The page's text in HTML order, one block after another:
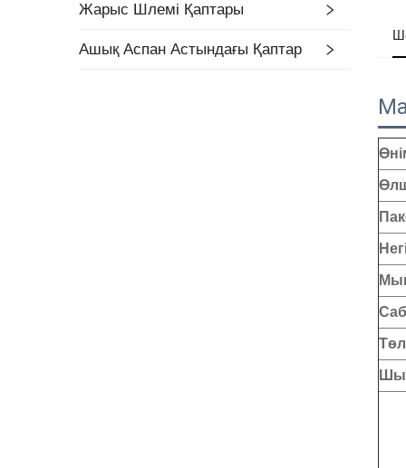
Жарыс Шлемі Қаптары
Ашық Аспан Астындағы Қаптар